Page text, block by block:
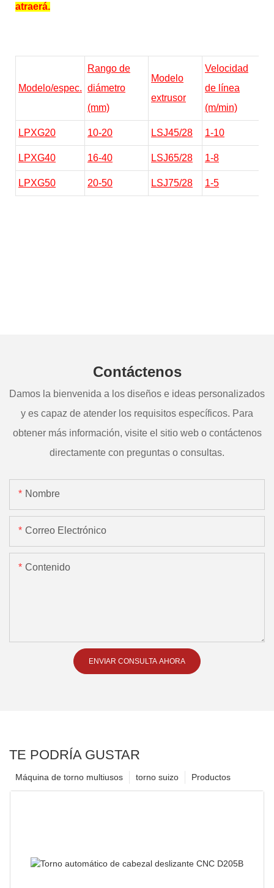
atraerá.
Modelo/espec.
Rango de
diámetro
(mm)
Modelo
extrusor
Velocidad
de línea
(m/min)
LPXG20 10-20 LSJ45/28 1-10
LPXG40 16-40 LSJ65/28 1-8
LPXG50 20-50 LSJ75/28 1-5
Contáctenos
Damos la bienvenida a los diseños e ideas personalizados
y es capaz de atender los requisitos específicos. Para
obtener más información, visite el sitio web o contáctenos
directamente con preguntas o consultas.
Nombre
Correo Electrónico
Contenido
ENVIAR CONSULTA AHORA
TE PODRÍA GUSTAR
Productos
torno suizo
Máquina de torno multiusos